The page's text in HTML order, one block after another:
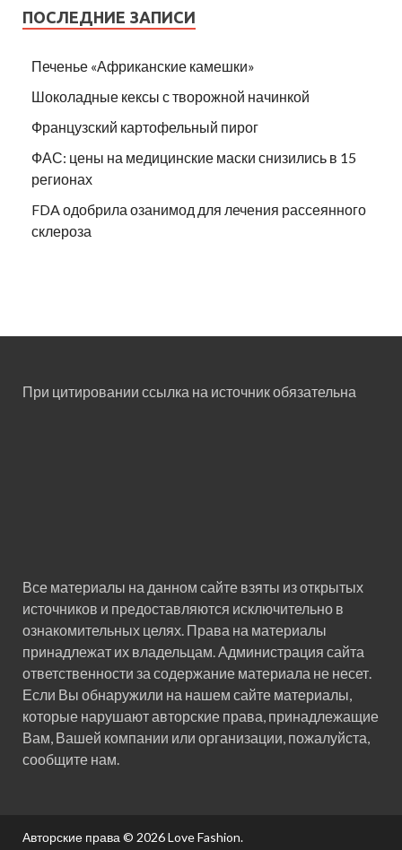
ПОСЛЕДНИЕ ЗАПИСИ
Печенье «Африканские камешки»
Шоколадные кексы с творожной начинкой
Французский картофельный пирог
ФАС: цены на медицинские маски снизились в 15
регионах
FDA одобрила озанимод для лечения рассеянного
склероза
При цитировании ссылка на источник обязательна
Все материалы на данном сайте взяты из открытых
источников и предоставляются исключительно в
ознакомительных целях. Права на материалы
принадлежат их владельцам. Администрация сайта
ответственности за содержание материала не несет.
Если Вы обнаружили на нашем сайте материалы,
которые нарушают авторские права, принадлежащие
Вам, Вашей компании или организации, пожалуйста,
сообщите нам.
Авторские права © 2026Love Fashion.